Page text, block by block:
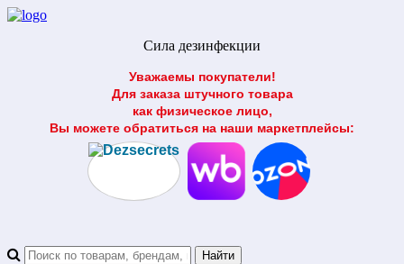
Сила дезинфекции
Уважаемы покупатели!
Для заказа штучного товара
как физическое лицо,
Вы можете обратиться на наши маркетплейсы: